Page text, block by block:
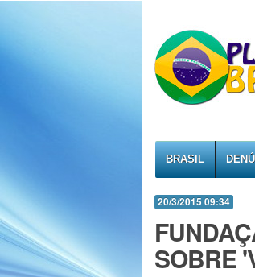
BRASIL
20/3/2015 09:34
SOBRE